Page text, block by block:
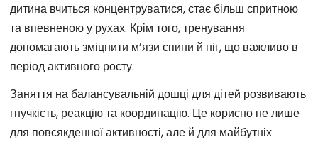
дитина вчиться концентруватися, стає більш спритною
та впевненою у рухах. Крім того, тренування
допомагають зміцнити м’язи спини й ніг, що важливо в
період активного росту.
Заняття на балансувальній дошці для дітей розвивають
гнучкість, реакцію та координацію. Це корисно не лише
для повсякденної активності, але й для майбутніх